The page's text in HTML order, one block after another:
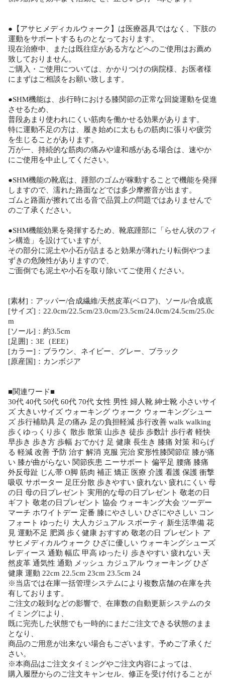
●【アサヒメディカルウォーク】は医療器具ではなく、下肢の
運動をサポートするものとなっております。
現在治療中、または既往症がある方などへのご使用はお薦め
致しておりません。
ご購入・ご使用については、かかりつけの病院様、お医者様
にまずはご相談をお願い致します。
●SHM機能は、歩行時における膝関節の正常な回旋運動を促進
させるため、
普段あまり使われにくい筋肉を働かせる効果があります。
特に運動不足の方は、履き始めに太ももの筋肉に張りや疲労
を生じることがあります。
万が一、持続的な筋肉の痛みや違和感がある場合は、速やか
にご使用を中止してください。
●SHM機能の靴底は、踵部のゴムが稼動することで機能を発揮
しますので、濡れた路面などでは多少摩擦音が出ます。
ゴムと路面が擦れて出る音で品質上の問題ではありませんで
のご了承ください。
●SHM機能効果を発揮するため、靴底踵部に「らせん状のフィ
ン構造」を設けていますが、
その部分に泥土や小石が詰まると効果が薄れたり転倒やつま
ずきの危険性がありますので、
ご面倒でも泥土や小石を取り除いてご使用ください。
[素材]：アッパー/合成繊維/天然皮革(ベロア)、ソール/合成底
[サイズ]：22.0cm/22.5cm/23.0cm/23.5cm/24.0cm/24.5cm/25.0c
m
[ソール]：約3.5cm
[足囲]：3E（EEE）
[カラー]：ブラウン、ネイビー、グレー、ブラック
[原産国]：カンボジア
■関連ワード■
30代 40代 50代 60代 70代 女性 男性 婦人靴 紳士靴 小さいサイ
ズ 大きいサイズ ウォーキング ウォーク ウォーキングシュー
ズ 歩行補助具 足の痛み 足の負担軽減 歩行改善 walk walking
歩くゆっくり歩く 散歩 散策 山歩き 徒歩 歩数計 歩行者 軽快
早歩き 歩き方 歩幅 おでかけ 足 健康 長生き 膝痛 対策 和らげ
る 軽減 改善 予防 治す 解消 克服 完治 変形性膝関節症 膝が痛
い 膝が曲がらない 関節疾患 ニーサポート 偏平足 腰痛 膝痛
外反母趾 じん帯 O脚 筋肉 補正 矯正 医療 介護 看護 保護 衝撃
吸収 サポーター 足圧分散 歩きやすい 疲れない 疲れにくい 母
の日 母の日プレゼント 実用的な母の日プレゼント 敬老の日
ギフト 敬老の日プレゼント 協会 ウォーキング大会 ツーデー
マーチ ホワイトデー 定番 膝にやさしい ひざにやさしい コン
フォート ゆったり 大人カジュアル スポーティ 新生活準備 花
見 運動不足 肥満 歩く健康 おすすめ 敬老の日 プレゼント ア
サヒメディカルウォーク ひざに優しい ウォーキングシューズ
レディース 通勤 幅広 甲高 ゆったり 歩きやすい 疲れない 天
然皮革 通気性 通勤 メッシュ カジュアル ウォーキング ひざ
健康 運動 22cm 22.5cm 23cm 23.5cm 24
※当店では在庫一括管理システムにより複数店舗の在庫を共
有しております。
ご注文の殺到などの影響で、在庫数の自動更新システムのタ
イミングにより、
既に完売した状態でも一時的にまだご注文できる状態のまま
となり、
商品のご用意が出来ない場合もございます。予めご了承くだ
さい。
※本商品はご注文タイミングやご注文内容によっては、
購入履歴からのご注文キャンセル、修正を受け付けることが